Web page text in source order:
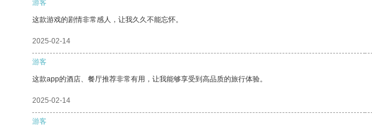
游客
这款游戏的剧情非常感人，让我久久不能忘怀。
2025-02-14
游客
这款app的酒店、餐厅推荐非常有用，让我能够享受到高品质的旅行体验。
2025-02-14
游客